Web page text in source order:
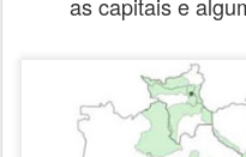
as capitais e